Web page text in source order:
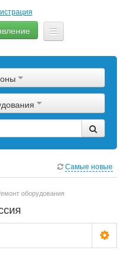
Самые новые
оборудования